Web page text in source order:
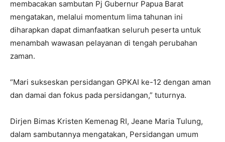
membacakan sambutan Pj Gubernur Papua Barat
mengatakan, melalui momentum lima tahunan ini
diharapkan dapat dimanfaatkan seluruh peserta untuk
menambah wawasan pelayanan di tengah perubahan
zaman.
“Mari sukseskan persidangan GPKAI ke-12 dengan aman
dan damai dan fokus pada persidangan,” tuturnya.
Dirjen Bimas Kristen Kemenag RI, Jeane Maria Tulung,
dalam sambutannya mengatakan, Persidangan umum